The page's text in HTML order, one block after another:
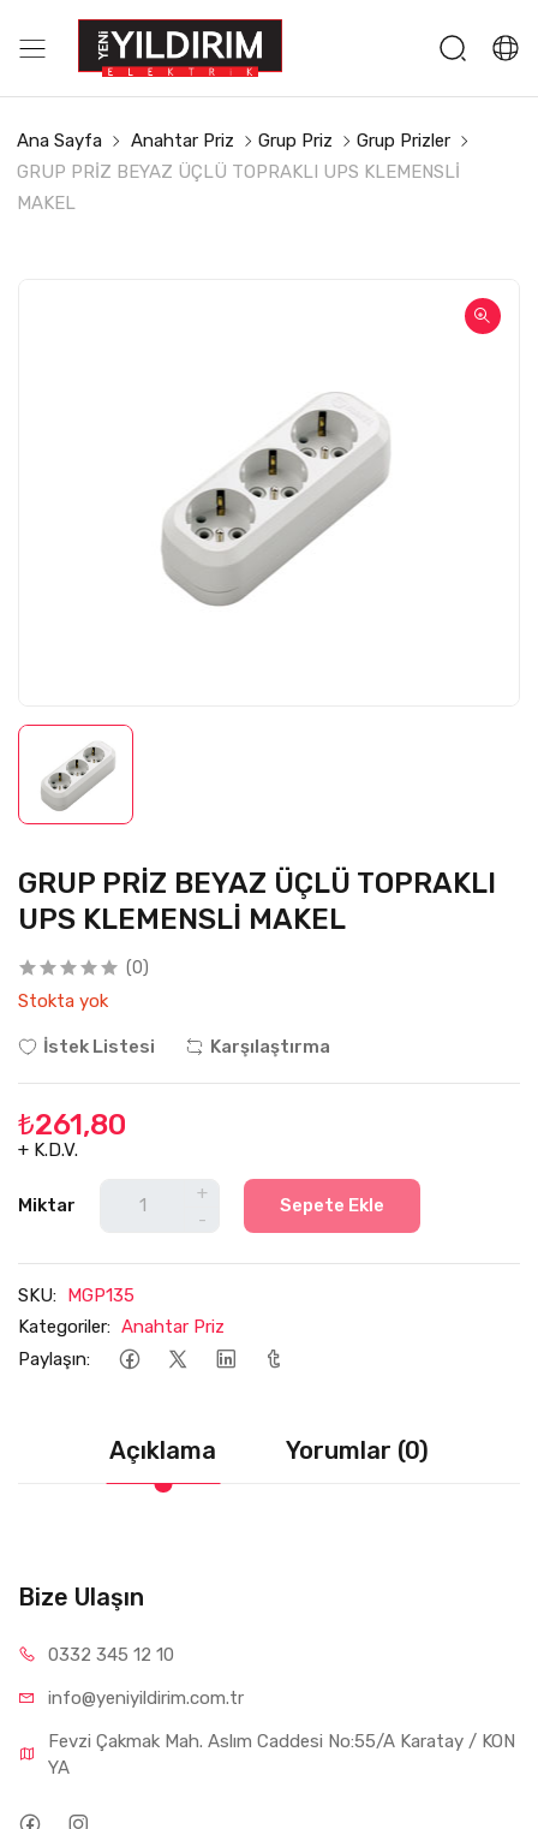
Ana Sayfa Anahtar Priz Grup Priz
Grup Prizler
GRUP PRİZ BEYAZ ÜÇLÜ TOPRAKLI UPS KLEMENSLİ
MAKEL
GRUP PRİZ BEYAZ ÜÇLÜ TOPRAKLI
UPS KLEMENSLİ MAKEL
(0)
Stokta yok
İstek Listesi Karşılaştırma
₺261,80
+ K.D.V.
Miktar
+
-
Sepete Ekle
SKU: MGP135
Kategoriler: Anahtar Priz
Paylaşın:
Açıklama Yorumlar (0)
Bize Ulaşın
0332 345 12 10
info@yeniyildirim.com.tr
Fevzi Çakmak Mah. Aslım Caddesi No:55/A Karatay / KON
YA